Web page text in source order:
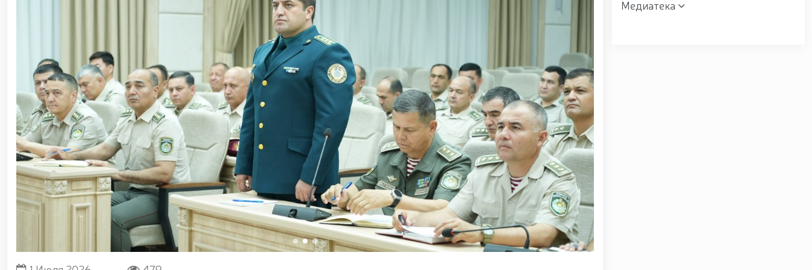
«Жасорат» / / В Национальной гвардии прошло торжественное мероприятие, посвящённое 34-й годовщине образования Вооружённых Сил и 14 января —
Дню защитников Родины / / Праздничное поздравление по случаю 34-й годовщины образования Вооружённых Сил Республики Узбекистан и Дня
защитников Родины / / В связи с 34-й годовщиной образования Вооружённых Сил Республики Узбекистан и 14 января — Днём защитников Родины
гвардейцы возложили цветы к подножию мемориального комплекса, возведённого на территории Центрального аппарата Национальной гвардии, в
память о боевых товарищах, героически погибших при исполнении служебного долга, и почтили их память / / Указ Президента Республики Узбекистан «О
награждении группы военнослужащих и сотрудников правоохранительных органов в связи с 34-й годовщиной образования Вооружённых Сил
Республики Узбекистан и Днём защитников Родины» / / Президент Шавкат Мирзиёев провёл расширенное заседание Совета безопасности / /
Президент Шавкат Мирзиёев ознакомился с деятельностью когенерационной станции высокой мощности, построенной в Юнусабадском районе города
Ташкента / / Ташкент, формирующийся как крупный центр финансов, передовых технологий, культуры и туризма, будет и далее развиваться по
стандартам современных мировых мегаполисов / / Проведён духовно-просветительский семинар-тренинг / / В Республике Каракалпакстан
гвардейцами задержано лицо, незаконно перевозившее растение, занесённое в Красную книгу / / В городе Ташкент гвардейцами изъяты
несертифицированные пиротехнические изделия / / В Ферганской области пресечён незаконный оборот пиротехнических средств / / Продолжается
процесс отбора кандидатов, изъявивших желание поступить в Университет общественной безопасности Национальной гвардии / / Во исполнении задач,
поставленных главой государства по развитию олимпийского и паралимпийского спорта на новый уровень, под председательством Командующего
Национальной гвардией Р. Джураева состоялась конференция с участием тренеров по стрельбе из лука (паралимпийской стрельбе) / / Женщины-
военнослужащие Управления Национальной гвардии по Сурхандарьинской области заняли первое место в соревнованиях по волейболу среди
сотрудников правоохранительных органов / / В открытом диалоге председателя комитета Сената Олий Мажлиса участвовали доценты Университета
общественной безопасности Национальной гвардии / / С учащимися "Темурбеклар мактаби" Национальной гвардии проведено показательное занятие
на тему «Использование беспилотных летательных аппаратов и их технические характеристики» / / В Ташкентском Региональном учебном центре
Национальной гвардии прошел республиканский научно-практический семинар на тему «Перспективы применения беспилотных летательных аппаратов
в системе охраны объектов» / / Общественный порядок и безопасность граждан будут обеспечены во время молитв в священный месяц Рамазан / /
Медиатека